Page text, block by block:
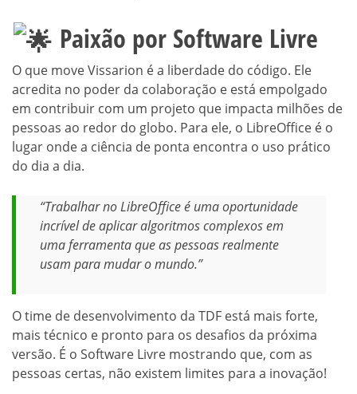
Paixão por Software Livre
O que move Vissarion é a liberdade do código. Ele
acredita no poder da colaboração e está empolgado
em contribuir com um projeto que impacta milhões de
pessoas ao redor do globo. Para ele, o LibreOffice é o
lugar onde a ciência de ponta encontra o uso prático
do dia a dia.
“Trabalhar no LibreOffice é uma oportunidade
incrível de aplicar algoritmos complexos em
uma ferramenta que as pessoas realmente
usam para mudar o mundo.”
O time de desenvolvimento da TDF está mais forte,
mais técnico e pronto para os desafios da próxima
versão. É o Software Livre mostrando que, com as
pessoas certas, não existem limites para a inovação!